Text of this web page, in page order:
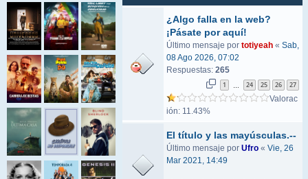
¿Algo falla en la web?
¡Pásate por aquí!
Último mensaje por totiyeah « Sab,
08 Ago 2026, 07:02
Respuestas: 265
1 24 25 26 27
Valorac
ión: 11.43%
El título y las mayúsculas.--
Último mensaje por Ufro « Vie, 26
Mar 2021, 14:49